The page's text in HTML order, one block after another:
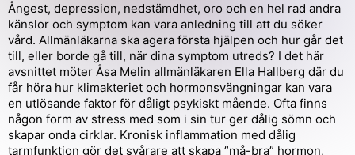
Ångest, depression, nedstämdhet, oro och en hel rad andra
känslor och symptom kan vara anledning till att du söker
vård. Allmänläkarna ska agera första hjälpen och hur går det
till, eller borde gå till, när dina symptom utreds? I det här
avsnittet möter Åsa Melin allmänläkaren Ella Hallberg där du
får höra hur klimakteriet och hormonsvängningar kan vara
en utlösande faktor för dåligt psykiskt mående. Ofta finns
någon form av stress med som i sin tur ger dålig sömn och
skapar onda cirklar. Kronisk inflammation med dålig
tarmfunktion gör det svårare att skapa ”må-bra” hormon,